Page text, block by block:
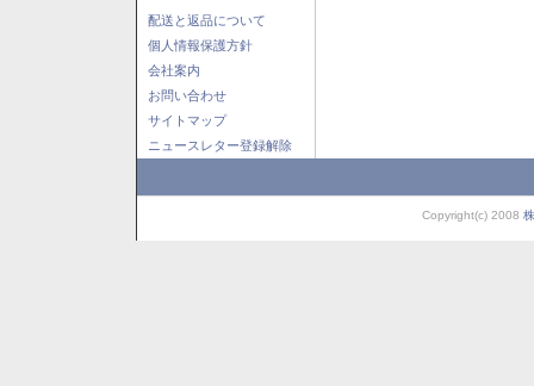
配送と返品について
個人情報保護方針
会社案内
お問い合わせ
サイトマップ
ニュースレター登録解除
Copyright(c) 2008